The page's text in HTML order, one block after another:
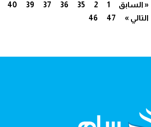
« السابق 1
2
35
36
37
39
40
46
47 التالي »